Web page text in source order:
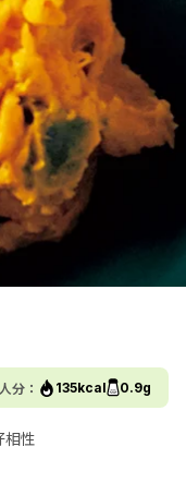
分： 135kcal 0.9g
相性